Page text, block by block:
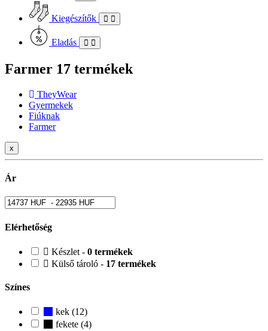
Kiegészítők
Eladás
Farmer 17 termékek
TheyWear
Gyermekek
Fiúknak
Farmer
x
Ár
Elérhetőség
Készlet - 0 termékek
Külső tároló - 17 termékek
Színes
kek (12)
fekete (4)